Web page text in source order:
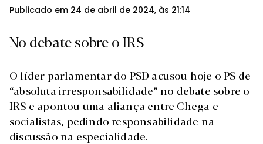
Publicado em 24 de abril de 2024, às 21:14
No debate sobre o IRS
O líder parlamentar do PSD acusou hoje o PS de
“absoluta irresponsabilidade” no debate sobre o
IRS e apontou uma aliança entre Chega e
socialistas, pedindo responsabilidade na
discussão na especialidade.